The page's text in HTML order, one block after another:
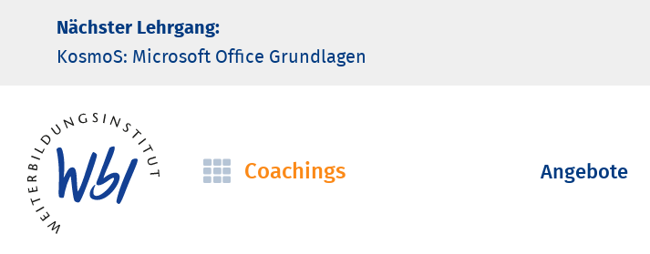
Nächster Lehrgang:
KosmoS: Microsoft Office Grund­lagen
Navigation
Coachings
Navigation
Angebote